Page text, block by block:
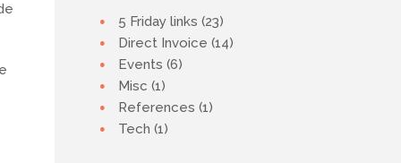
5 Friday links (23)
Direct Invoice (14)
Events (6)
Misc (1)
References (1)
Tech (1)